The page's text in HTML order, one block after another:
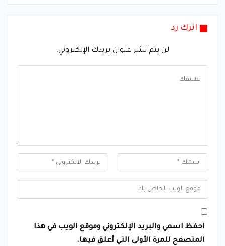
اترك رد
لن يتم نشر عنوان بريدك الإلكتروني.
احفظ اسمي والبريد الإلكتروني وموقع الويب في هذا
المتصفح للمرة الأولى التي أعلق فيها.